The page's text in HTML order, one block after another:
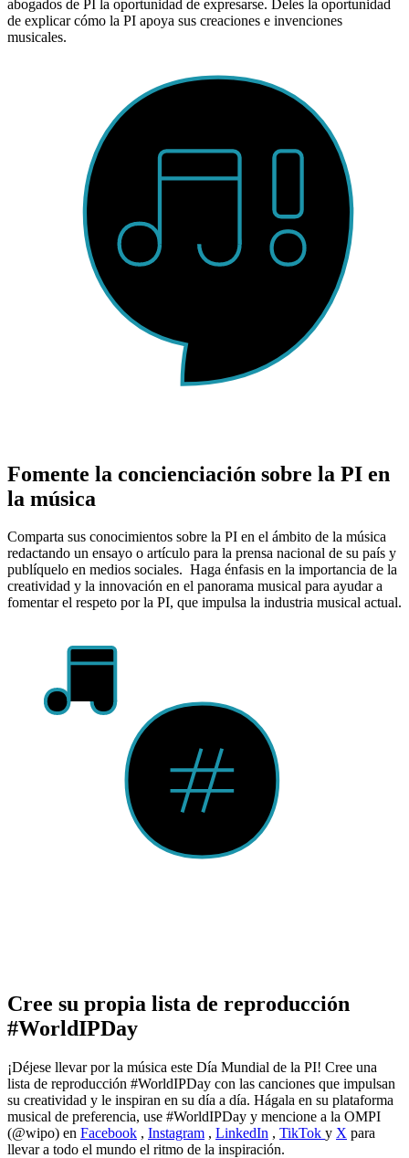
abogados de PI la oportunidad de expresarse. Deles la oportunidad
de explicar cómo la PI apoya sus creaciones e invenciones
musicales.
Fomente la concienciación sobre la PI en
la música
Comparta sus conocimientos sobre la PI en el ámbito de la música
redactando un ensayo o artículo para la prensa nacional de su país y
publíquelo en medios sociales. Haga énfasis en la importancia de la
creatividad y la innovación en el panorama musical para ayudar a
fomentar el respeto por la PI, que impulsa la industria musical actual.
Cree su propia lista de reproducción
#WorldIPDay
¡Déjese llevar por la música este Día Mundial de la PI! Cree una
lista de reproducción #WorldIPDay con las canciones que impulsan
su creatividad y le inspiran en su día a día. Hágala en su plataforma
musical de preferencia, use #WorldIPDay y mencione a la OMPI
(@wipo) en Facebook , Instagram , LinkedIn , TikTok y X para
llevar a todo el mundo el ritmo de la inspiración.